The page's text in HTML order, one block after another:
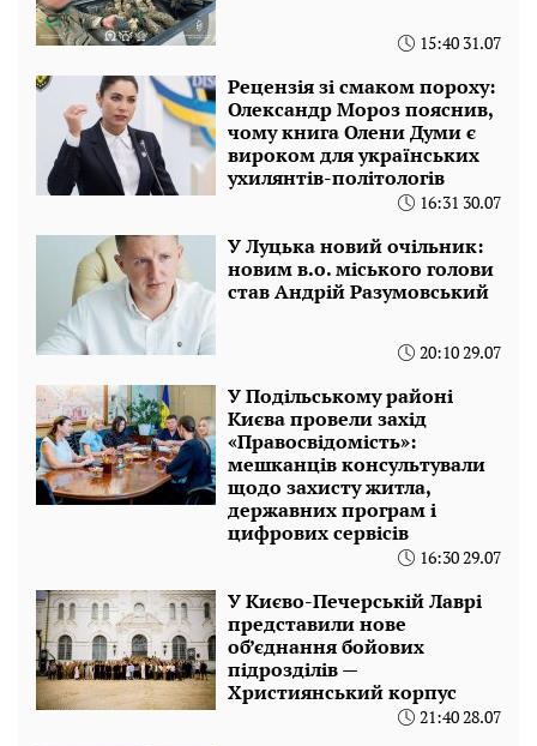
15:40 31.07
Рецензія зі смаком пороху:
Олександр Мороз пояснив,
чому книга Олени Думи є
вироком для українських
ухилянтів-політологів
16:31 30.07
У Луцька новий очільник:
новим в.о. міського голови
став Андрій Разумовський
20:10 29.07
У Подільському районі
Києва провели захід
«Правосвідомість»:
мешканців консультували
щодо захисту житла,
державних програм і
цифрових сервісів
16:30 29.07
У Києво-Печерській Лаврі
представили нове
об’єднання бойових
підрозділів —
Християнський корпус
21:40 28.07